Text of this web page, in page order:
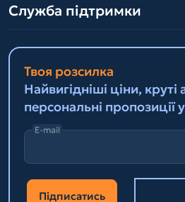
Служба підтримки
Твоя розсилка
Найвигідніші ціни, круті
персональні пропозиції
E-mail
Підписатись